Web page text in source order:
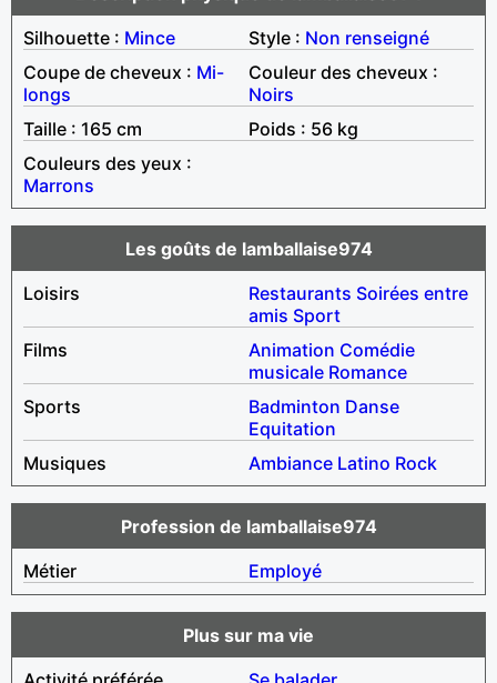
Silhouette : Mince Style : Non renseigné
Coupe de cheveux : Mi-
longs
Couleur des cheveux :
Noirs
Taille : 165 cm
Poids : 56 kg
Couleurs des yeux :
Marrons
Les goûts de lamballaise974
Loisirs
Restaurants Soirées entre
amis Sport
Films
Animation Comédie
musicale Romance
Sports
Badminton Danse
Equitation
Musiques
Ambiance Latino Rock
Profession de lamballaise974
Métier
Employé
Plus sur ma vie